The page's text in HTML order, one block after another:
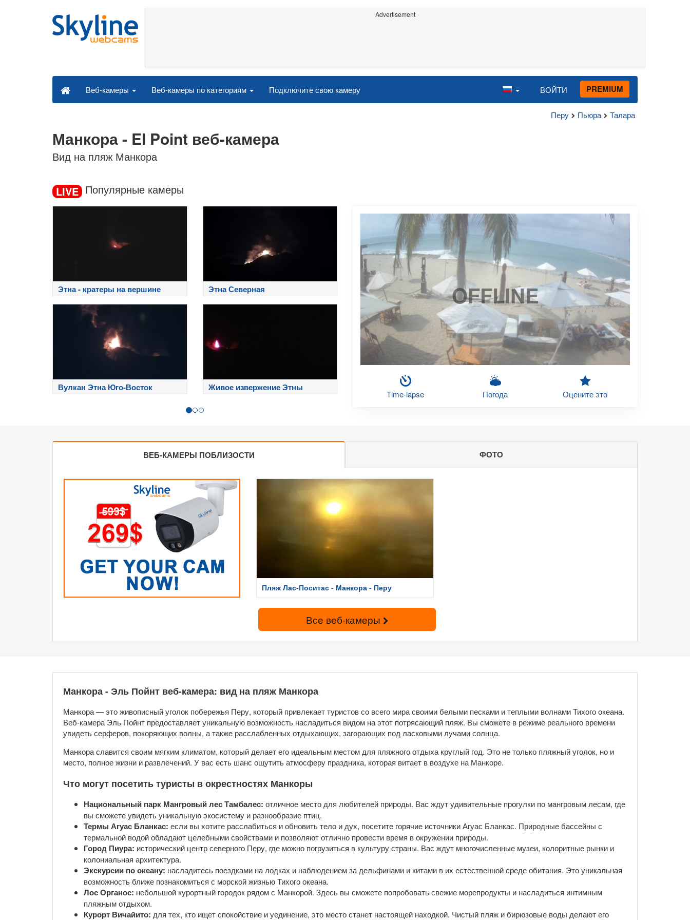
Advertisement
Веб-камеры Веб-камеры по категориям Подключите свою камеру ВОЙТИ PREMIUM
Перу Пьюра Талара
Манкора - El Point веб-камера
Вид на пляж Манкора
LIVE Популярные камеры
Этна - кратеры на вершине Этна Северная
Вулкан Этна Юго-Восток Живое извержение Этны
OFFLINE
Time-lapse Погода Оцените это
ВЕБ-КАМЕРЫ ПОБЛИЗОСТИ ФОТО
Пляж Лас-Поситас - Манкора - Перу
Все веб-камеры
Манкора - Эль Пойнт веб-камера: вид на пляж Манкора
Манкора — это живописный уголок побережья Перу, который привлекает туристов со всего мира своими белыми песками и теплыми волнами Тихого океана.
Веб-камера Эль Пойнт предоставляет уникальную возможность насладиться видом на этот потрясающий пляж. Вы сможете в режиме реального времени
увидеть серферов, покоряющих волны, а также расслабленных отдыхающих, загорающих под ласковыми лучами солнца.
Манкора славится своим мягким климатом, который делает его идеальным местом для пляжного отдыха круглый год. Это не только пляжный уголок, но и
место, полное жизни и развлечений. У вас есть шанс ощутить атмосферу праздника, которая витает в воздухе на Манкоре.
Что могут посетить туристы в окрестностях Манкоры
Национальный парк Мангровый лес Тамбалес: отличное место для любителей природы. Вас ждут удивительные прогулки по мангровым лесам, где
вы сможете увидеть уникальную экосистему и разнообразие птиц.
Термы Агуас Бланкас: если вы хотите расслабиться и обновить тело и дух, посетите горячие источники Агуас Бланкас. Природные бассейны с
термальной водой обладают целебными свойствами и позволяют отлично провести время в окружении природы.
Город Пиура: исторический центр северного Перу, где можно погрузиться в культуру страны. Вас ждут многочисленные музеи, колоритные рынки и
колониальная архитектура.
Экскурсии по океану: насладитесь поездками на лодках и наблюдением за дельфинами и китами в их естественной среде обитания. Это уникальная
возможность ближе познакомиться с морской жизнью Тихого океана.
Лос Органос: небольшой курортный городок рядом с Манкорой. Здесь вы сможете попробовать свежие морепродукты и насладиться интимным
пляжным отдыхом.
Курорт Вичайито: для тех, кто ищет спокойствие и уединение, это место станет настоящей находкой. Чистый пляж и бирюзовые воды делают его